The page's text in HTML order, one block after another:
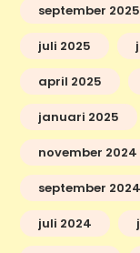
september 2025
juli 2025
april 2025
januari 2025
november 2024
september 2024
juli 2024